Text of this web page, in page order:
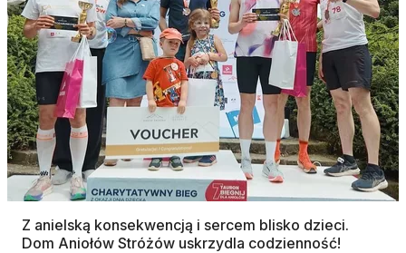
Z anielską konsekwencją i sercem blisko dzieci.
Dom Aniołów Stróżów uskrzydla codzienność!